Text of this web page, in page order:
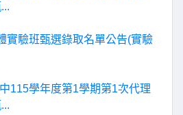
實驗班甄選錄取名單公告(實驗
115學年度第1學期第1次代理